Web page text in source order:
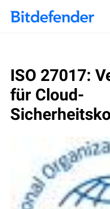
ISO 27017:
für Cloud-